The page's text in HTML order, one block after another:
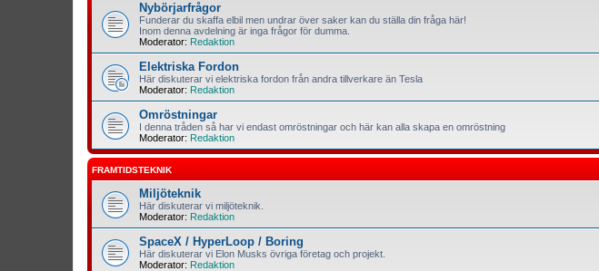
Nybörjarfrågor
Funderar du skaffa elbil men undrar över saker kan du ställa din fråga här!
Inom denna avdelning är inga frågor för dumma.
Moderator: Redaktion
Elektriska Fordon
Här diskuterar vi elektriska fordon från andra tillverkare än Tesla
Moderator: Redaktion
Omröstningar
I denna tråden så har vi endast omröstningar och här kan alla skapa en omröstning
Moderator: Redaktion
FRAMTIDSTEKNIK
Miljöteknik
Här diskuterar vi miljöteknik.
Moderator: Redaktion
SpaceX / HyperLoop / Boring
Här diskuterar vi Elon Musks övriga företag och projekt.
Moderator: Redaktion